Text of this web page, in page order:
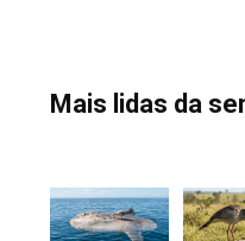
Mais lidas da